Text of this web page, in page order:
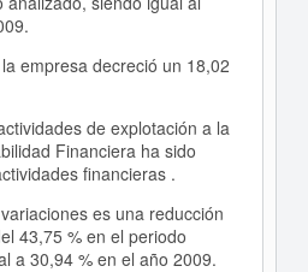
empresa decreció un 18,02
de explotación a la
Financiera ha sido
financieras .
es una reducción
43,75 % en el periodo
a 30,94 % en el año 2009.